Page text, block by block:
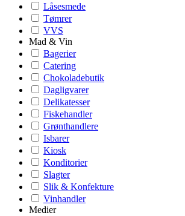
Låsesmede
Tømrer
VVS
Mad & Vin
Bagerier
Catering
Chokoladebutik
Dagligvarer
Delikatesser
Fiskehandler
Grønthandlere
Isbarer
Kiosk
Konditorier
Slagter
Slik & Konfekture
Vinhandler
Medier